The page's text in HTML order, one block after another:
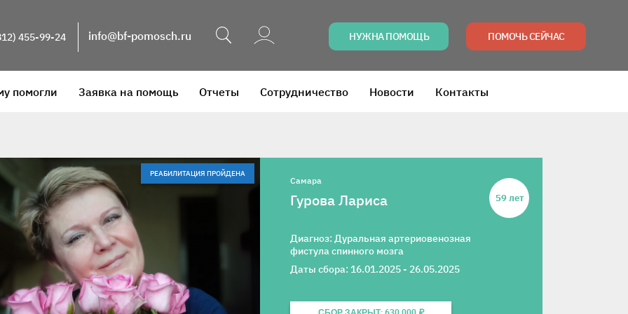
455-99-24 info@bf-pomosch.ru Поиск НУЖНА ПОМОЩЬ ПОМОЧЬ СЕЙЧАС
помогли Заявка на помощь Отчеты Сотрудничество Новости Контакты
РЕАБИЛИТАЦИЯ ПРОЙДЕНА
Самара
Гурова Лариса
Диагноз: Дуральная артериовенозная
фистула спинного мозга
Даты сбора: 16.01.2025 - 26.05.2025
СБОР ЗАКРЫТ: 630 000 ₽
59 лет